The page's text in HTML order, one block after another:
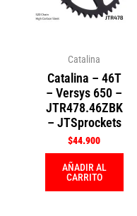
Catalina
Catalina – 46T
– Versys 650 –
JTR478.46ZBK
– JTSprockets
$44.900
AÑADIR AL
CARRITO